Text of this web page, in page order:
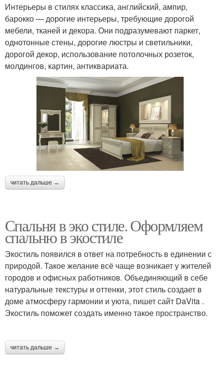
Интерьеры в стилях классика, английский, ампир,
барокко — дорогие интерьеры, требующие дорогой
мебели, тканей и декора. Они подразумевают паркет,
однотонные стены, дорогие люстры и светильники,
дорогой декор, использование потолочных розеток,
молдингов, картин, антиквариата.
читать дальше →
Спальня в эко стиле. Оформляем
спальню в экостиле
Экостиль появился в ответ на потребность в единении с
природой. Такое желание всё чаще возникает у жителей
городов и офисных работников. Объединяющий в себе
натуральные текстуры и оттенки, этот стиль создает в
доме атмосферу гармонии и уюта, пишет сайт DaVita .
Экостиль поможет создать именно такое пространство.
читать дальше →